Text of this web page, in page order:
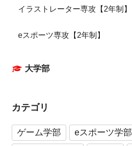
イラストレーター専攻【2年制】
eスポーツ専攻【2年制】
大学部
カテゴリ
ゲーム学部 eスポーツ学部